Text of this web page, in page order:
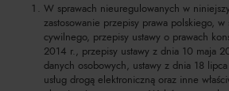
W sprawach nieuregulowanych w
zastosowanie przepisy prawa polskiego,
cywilnego, przepisy ustawy o prawach
2014 r., przepisy ustawy z dnia 10 maja
danych osobowych, ustawy z dnia 18
usług drogą elektroniczną oraz inne